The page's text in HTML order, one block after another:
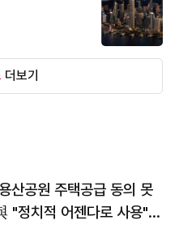
더보기
산공원 주택공급 동의 못
"정치적 어젠다로 사용"